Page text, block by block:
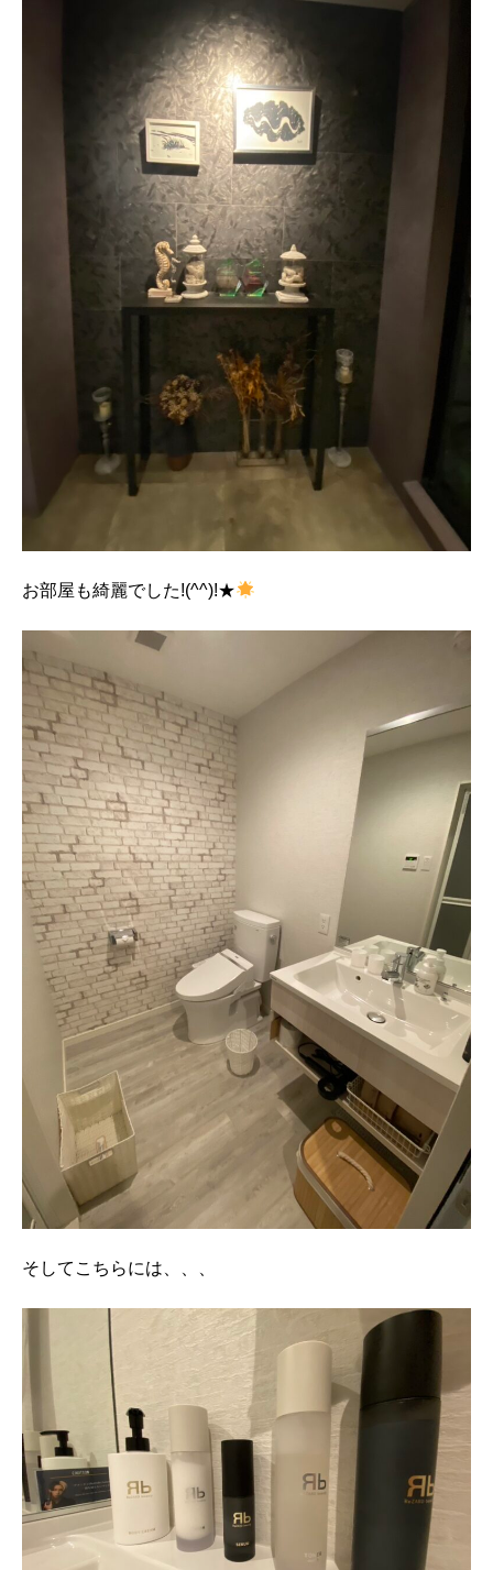
お部屋も綺麗でした!(^^)!★
そしてこちらには、、、